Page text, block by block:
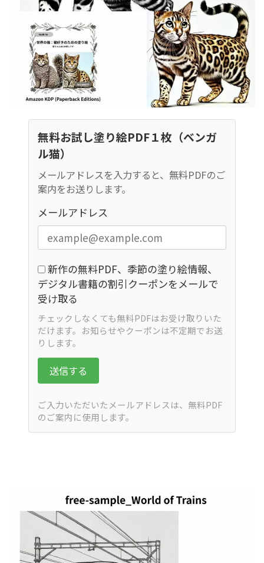
無料お試し塗り絵PDF１枚（ベンガ
ル猫）
メールアドレスを入力すると、無料PDFのご
案内をお送りします。
メールアドレス
新作の無料PDF、季節の塗り絵情報、
デジタル書籍の割引クーポンをメールで
受け取る
チェックしなくても無料PDFはお受け取りいた
だけます。お知らせやクーポンは不定期でお送
りします。
送信する
ご入力いただいたメールアドレスは、無料PDF
のご案内に使用します。